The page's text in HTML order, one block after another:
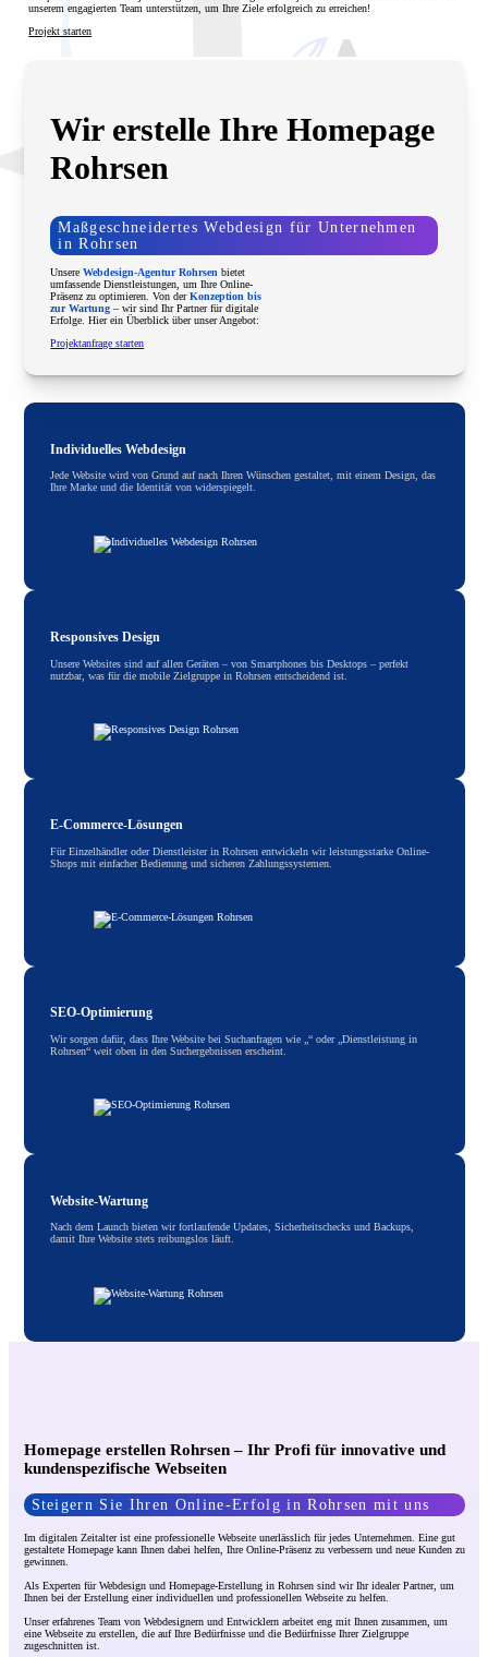
unserem engagierten Team unterstützen, um Ihre Ziele erfolgreich zu erreichen!
Projekt starten
Wir erstelle Ihre Homepage
Rohrsen
Maßgeschneidertes Webdesign für Unternehmen
in Rohrsen
UnsereWebdesign-Agentur Rohrsen bietet
umfassende Dienstleistungen, um Ihre Online-
Präsenz zu optimieren. Von derKonzeption bis
zur Wartung – wir sind Ihr Partner für digitale
Erfolge. Hier ein Überblick über unser Angebot:
Projektanfrage starten
Individuelles Webdesign
Jede Website wird von Grund auf nach Ihren Wünschen gestaltet, mit einem Design, das
Ihre Marke und die Identität von widerspiegelt.
Responsives Design
Unsere Websites sind auf allen Geräten – von Smartphones bis Desktops – perfekt
nutzbar, was für die mobile Zielgruppe in Rohrsen entscheidend ist.
E-Commerce-Lösungen
Für Einzelhändler oder Dienstleister in Rohrsen entwickeln wir leistungsstarke Online-
Shops mit einfacher Bedienung und sicheren Zahlungssystemen.
SEO-Optimierung
Wir sorgen dafür, dass Ihre Website bei Suchanfragen wie „“ oder „Dienstleistung in
Rohrsen“ weit oben in den Suchergebnissen erscheint.
Website-Wartung
Nach dem Launch bieten wir fortlaufende Updates, Sicherheitschecks und Backups,
damit Ihre Website stets reibungslos läuft.
Homepage erstellen Rohrsen – Ihr Profi für innovative und
kundenspezifische Webseiten
Steigern Sie Ihren Online-Erfolg in Rohrsen mit uns
Im digitalen Zeitalter ist eine professionelle Webseite unerlässlich für jedes Unternehmen. Eine gut
gestaltete Homepage kann Ihnen dabei helfen, Ihre Online-Präsenz zu verbessern und neue Kunden zu
gewinnen.
Als Experten für Webdesign und Homepage-Erstellung in Rohrsen sind wir Ihr idealer Partner, um
Ihnen bei der Erstellung einer individuellen und professionellen Webseite zu helfen.
Unser erfahrenes Team von Webdesignern und Entwicklern arbeitet eng mit Ihnen zusammen, um
eine Webseite zu erstellen, die auf Ihre Bedürfnisse und die Bedürfnisse Ihrer Zielgruppe
zugeschnitten ist.